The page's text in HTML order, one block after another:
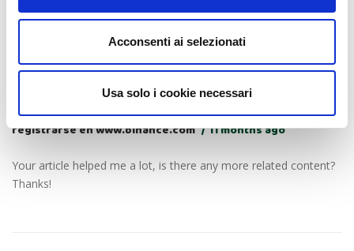
Acconsenti ai selezionati
Usa solo i cookie necessari
Thanks for sharing. I read many of your blog posts, cool, your
registrarse en www.binance.com 11 months ago
Your article helped me a lot, is there any more related content?
Thanks!